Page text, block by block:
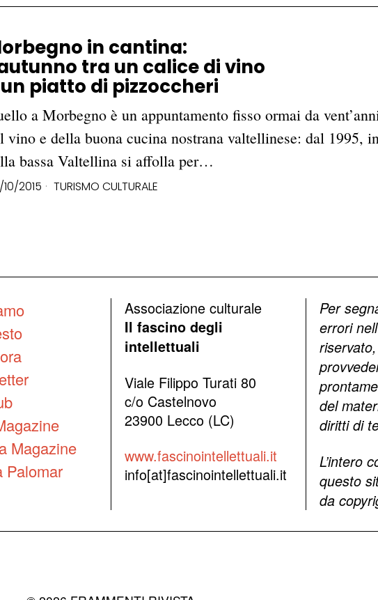
in cantina:
tra un calice di vino
piatto di pizzoccheri
a Morbegno è un appuntamento fisso ormai da
vino e della buona cucina nostrana valtellinese: dal 1995,
bassa Valtellina si affolla per…
2015 TURISMO CULTURALE
Magazine
Palomar
Associazione culturale
Il fascino degli
intellettuali
Viale Filippo Turati 80
c/o Castelnovo
23900 Lecco (LC)
www.fascinointellettuali.it
info[at]fascinointellettuali.it
Per
errori
riservato,
del
diritti di
L’intero
questo
da